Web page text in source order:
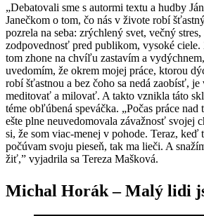
„Debatovali sme s autormi textu a hudby
Janečkom o tom, čo nás v živote robí
pozrela na seba: zrýchlený svet, večný
zodpovednosť pred publikom, vysoké
tom zhone na chvíľu zastavím a
uvedomím, že okrem mojej práce, ktorou
robí šťastnou a bez čoho sa nedá zaobísť,
meditovať a milovať. A takto vznikla táto
téme obľúbená speváčka. „Počas práce nad
ešte plne neuvedomovala závažnosť svojej
si, že som viac-menej v pohode. Teraz, keď
počúvam svoju pieseň, tak ma lieči. A
žiť,” vyjadrila sa Tereza Mašková.
Michal Horák – Malý lidi